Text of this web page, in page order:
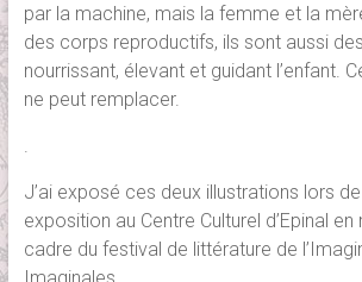
par la machine, mais la femme et la
des corps reproductifs, ils sont aussi
nourrissant, élevant et guidant l’enfant.
ne peut remplacer.
.
J’ai exposé ces deux illustrations lors
exposition au Centre Culturel d’Epinal
cadre du festival de littérature de